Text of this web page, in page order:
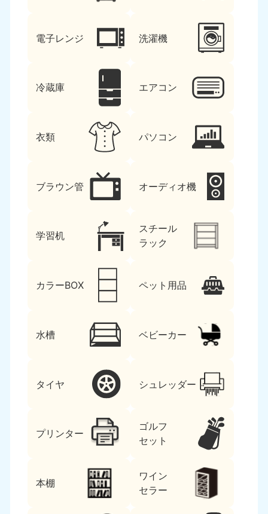
電子レンジ 洗濯機
冷蔵庫 エアコン
衣類 パソコン
ブラウン管 オーディオ機
学習机
スチール
ラック
カラーBOX ペット用品
水槽 ベビーカー
タイヤ シュレッダー
プリンター
ゴルフ
セット
本棚
ワイン
セラー